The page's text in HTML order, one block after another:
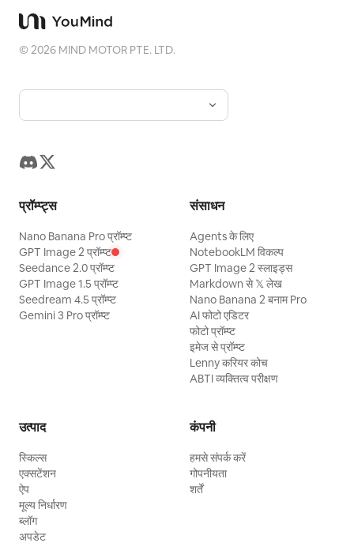
©2026 MIND MOTOR PTE. LTD.
प्रॉम्प्ट्स
Nano Banana Pro प्रॉम्प्ट
GPT Image 2 प्रॉम्प्ट
Seedance 2.0 प्रॉम्प्ट
GPT Image 1.5 प्रॉम्प्ट
Seedream 4.5 प्रॉम्प्ट
Gemini 3 Pro प्रॉम्प्ट
संसाधन
Agents के लिए
NotebookLM विकल्प
GPT Image 2 स्लाइड्स
Markdown से 𝕏 लेख
Nano Banana 2 बनाम Pro
AI फोटो एडिटर
फोटो प्रॉम्प्ट
इमेज से प्रॉम्प्ट
Lenny करियर कोच
ABTI व्यक्तित्व परीक्षण
उत्पाद
स्किल्स
एक्सटेंशन
ऐप
मूल्य निर्धारण
ब्लॉग
अपडेट
कंपनी
हमसे संपर्क करें
गोपनीयता
शर्तें